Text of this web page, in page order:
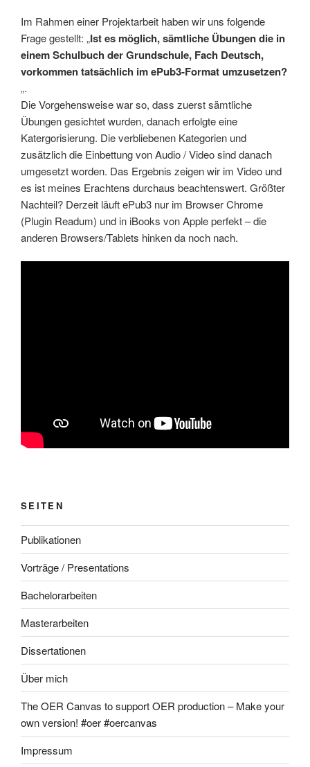
Im Rahmen einer Projektarbeit haben wir uns folgende
Frage gestellt: „Ist es möglich, sämtliche Übungen die in
einem Schulbuch der Grundschule, Fach Deutsch,
vorkommen tatsächlich im ePub3-Format umzusetzen?
„.
Die Vorgehensweise war so, dass zuerst sämtliche
Übungen gesichtet wurden, danach erfolgte eine
Katergorisierung. Die verbliebenen Kategorien und
zusätzlich die Einbettung von Audio / Video sind danach
umgesetzt worden. Das Ergebnis zeigen wir im Video und
es ist meines Erachtens durchaus beachtenswert. Größter
Nachteil? Derzeit läuft ePub3 nur im Browser Chrome
(Plugin Readum) und in iBooks von Apple perfekt – die
anderen Browsers/Tablets hinken da noch nach.
SEITEN
Publikationen
Vorträge / Presentations
Bachelorarbeiten
Masterarbeiten
Dissertationen
Über mich
The OER Canvas to support OER production – Make your
own version! #oer #oercanvas
Impressum